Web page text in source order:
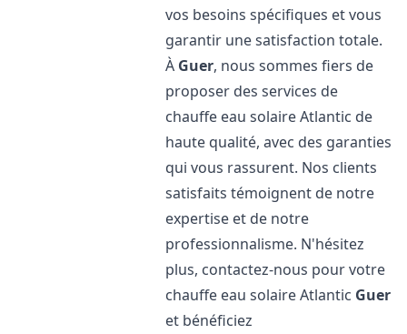
vos besoins spécifiques et vous
garantir une satisfaction totale.
À Guer, nous sommes fiers de
proposer des services de
chauffe eau solaire Atlantic de
haute qualité, avec des garanties
qui vous rassurent. Nos clients
satisfaits témoignent de notre
expertise et de notre
professionnalisme. N'hésitez
plus, contactez-nous pour votre
chauffe eau solaire Atlantic Guer
et bénéficiez